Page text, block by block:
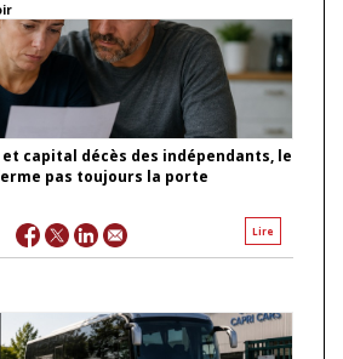
et capital décès des indépendants, le
pas toujours la porte
Lire